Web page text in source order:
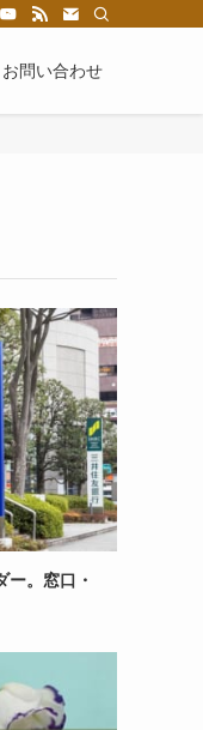
お問い合わせ
ー。窓口・